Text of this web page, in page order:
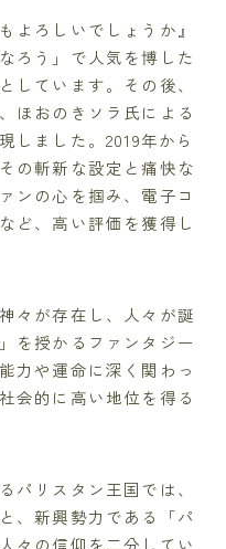
よろしいでしょうか』
ろう」で人気を博した
しています。その後、
ほおのきソラ氏による
しました。2019年から
の斬新な設定と痛快な
ンの心を掴み、電子コ
ど、高い評価を獲得し
々が存在し、人々が誕
を授かるファンタジー
力や運命に深く関わっ
会的に高い地位を得る
パリスタン王国では、
、新興勢力である「パ
々の信仰を二分してい